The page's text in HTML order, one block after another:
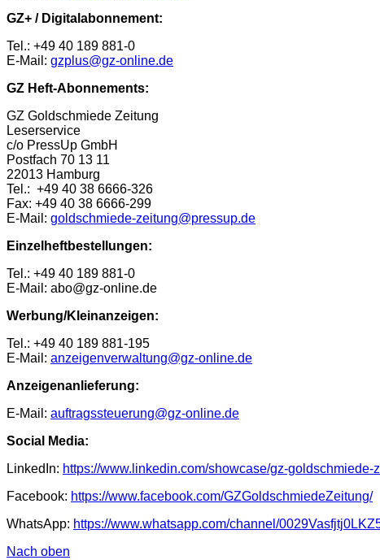
GZ+ / Digitalabonnement:
Tel.: +49 40 189 881-0
E-Mail: gzplus@gz-online.de
GZ Heft-Abonnements:
GZ Goldschmiede Zeitung
Leserservice
c/o PressUp GmbH
Postfach 70 13 11
22013 Hamburg
Tel.: +49 40 38 6666-326
Fax: +49 40 38 6666-299
E-Mail: goldschmiede-zeitung@pressup.de
Einzelheftbestellungen:
Tel.: +49 40 189 881-0
E-Mail: abo@gz-online.de
Werbung/Kleinanzeigen:
Tel.: +49 40 189 881-195
E-Mail: anzeigenverwaltung@gz-online.de
Anzeigenanlieferung:
E-Mail: auftragssteuerung@gz-online.de
Social Media:
LinkedIn: https://www.linkedin.com/showcase/gz-goldschmiede-
Facebook: https://www.facebook.com/GZGoldschmiedeZeitung/
WhatsApp: https://www.whatsapp.com/channel/
Nach oben